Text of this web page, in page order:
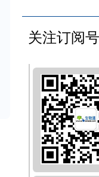
关注订阅